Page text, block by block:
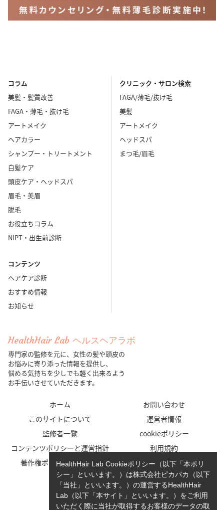
コラム
美髪・髪質改善
FAGA・薄毛・抜け毛
アートメイク
ヘアカラー
シャンプー・トリートメント
白髪ケア
頭皮ケア・ヘッドスパ
眉毛・美眉
脱毛
お役立ちコラム
NIPT・出生前診断
コンテンツ
ヘアケア診断
おすすめ情報
お知らせ
クリニック・サロン検索
FAGA/薄毛/抜け毛
美髪
アートメイク
ヘッドスパ
まつ毛/眉毛
HealthHair Lab ヘルスヘアラボ
専門家の監修を元に、女性の髪や頭皮の
お悩みに寄り添った情報を提供し、
悩める気持ちを少しでも軽く出来るよう
お手伝いさせていただきます。
ホーム
お問い合わせ
このサイトについて
運営者情報
監修者一覧
cookieポリシー
コンテンツポリシーと運営指針
利用規約
著作権ポリシー/免責事項
プライバシーポリシー
HealthHair Lab Cookieポリシー（以下「本ポリ
シー」といいます。）は株式会社ピカパカ（以下
「当社」といいます。）の運営するHealthHair
Lab（以下「本サイト」といいます。）をご利用
いただく際に当社が取得するお客様のデータの取